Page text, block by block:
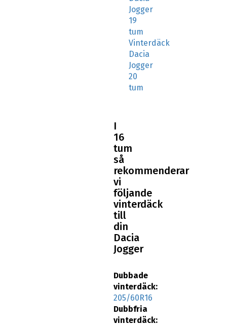
Jogger
19
tum
Vinterdäck
Dacia
Jogger
20
tum
I
16
tum
så
rekommenderar
vi
följande
vinterdäck
till
din
Dacia
Jogger
Dubbade
vinterdäck:
205/60R16
Dubbfria
vinterdäck: